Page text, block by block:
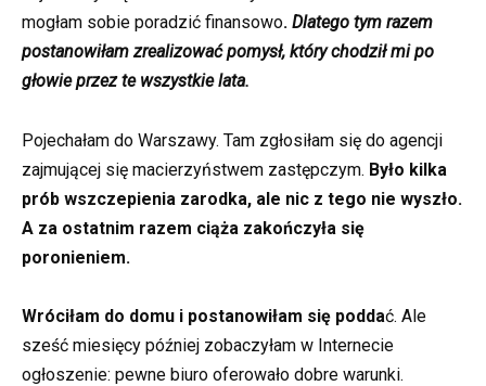
mogłam sobie poradzić finansowo. Dlatego tym razem
postanowiłam zrealizować pomysł, który chodził mi po
głowie przez te wszystkie lata.
Pojechałam do Warszawy. Tam zgłosiłam się do agencji
zajmującej się macierzyństwem zastępczym. Było kilka
prób wszczepienia zarodka, ale nic z tego nie wyszło.
A za ostatnim razem ciąża zakończyła się
poronieniem.
Wróciłam do domu i postanowiłam się poddać. Ale
sześć miesięcy później zobaczyłam w Internecie
ogłoszenie: pewne biuro oferowało dobre warunki.